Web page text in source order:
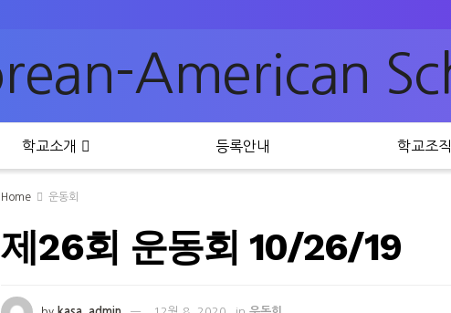
학교소개 등록안내 학교조직
Home 운동회
제26회 운동회 10/26/19